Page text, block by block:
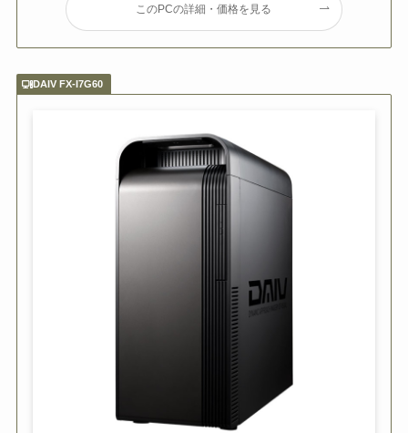
このPCの詳細・価格を見る
DAIV FX-I7G60